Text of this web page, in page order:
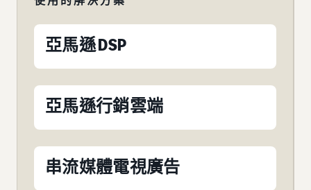
亞馬遜 DSP
亞馬遜行銷雲端
串流媒體電視廣告